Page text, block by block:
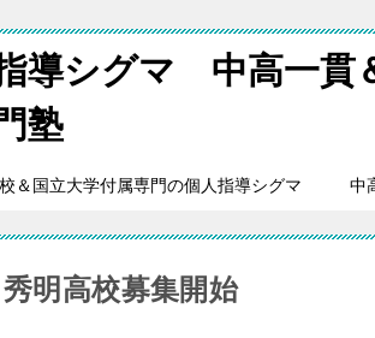
導シグマ 中高一貫
塾
＆国立大学付属専門の個人指導シグマ 中
秀明高校募集開始